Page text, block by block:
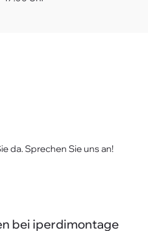
da. Sprechen Sie uns an!
bei iperdimontage